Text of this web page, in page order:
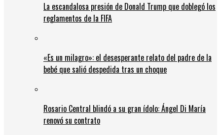
La escandalosa presión de Donald Trump que doblegó los
reglamentos de la FIFA
«Es un milagro»: el desesperante relato del padre de la
bebé que salió despedida tras un choque
Rosario Central blindó a su gran ídolo: Ángel Di María
renovó su contrato